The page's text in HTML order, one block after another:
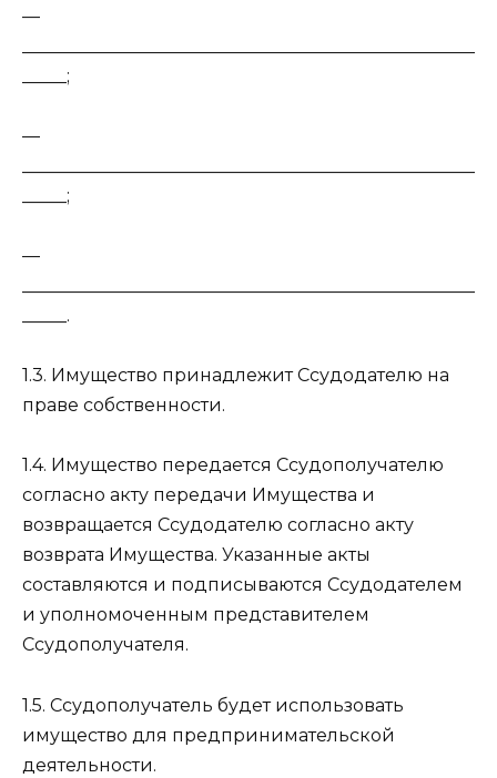
—
_____;
—
_____;
—
_____.
1.3. Имущество принадлежит Ссудодателю на
праве собственности.
1.4. Имущество передается Ссудополучателю
согласно акту передачи Имущества и
возвращается Ссудодателю согласно акту
возврата Имущества. Указанные акты
составляются и подписываются Ссудодателем
и уполномоченным представителем
Ссудополучателя.
1.5. Ссудополучатель будет использовать
имущество для предпринимательской
деятельности.